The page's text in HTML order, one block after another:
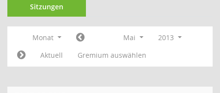
Sitzungen
Monat Mai
2013
Aktuell
Gremium auswählen